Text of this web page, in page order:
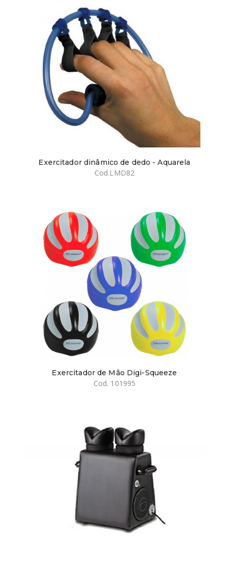
Exercitador dinâmico de dedo - Aquarela
Cod.LMD82
Exercitador de Mão Digi-Squeeze
Cod. 101995